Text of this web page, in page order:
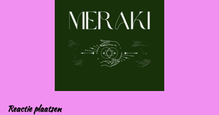
Reactie plaatsen